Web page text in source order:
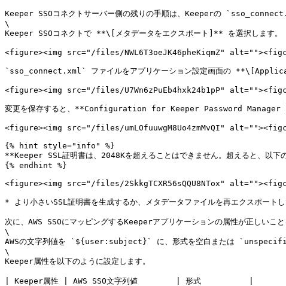
Keeper SSOコネクトサーバー側の残りの手順は、Keeperの
\
Keeper SSOコネクトで **\[メタデータをエクスポート]** を選択します。
<figure><img src="/files/NWL6T3oeJK46pheKiqmZ"
`sso_connect.xml` ファイルをアプリケーション設定画面の
<figure><img src="/files/U7Wn6zPuEb4hxk24b1pP"
変更を保存すると、**Configuration for Keeper Password Manager
<figure><img src="/files/umLOfuuwgM8Uo4zmMvQI"
{% hint style="info" %}
**Keeper SSL証明書は、2048Kを超えることはできません。超えると、以下
{% endhint %}
<figure><img src="/files/2SkkgTCXR56sQQU8NTox"
* より小さいSSL証明書を生成するか、メタデータファイルを再エクスポート
次に、AWS SSOにマッピングするKeeperアプリケーションの属性が正
\
AWSの文字列値を `${user:subject}` に、形式を空白または
\
Keeper属性を以下のように設定します。
| Keeper属性 | AWS SSO文字列値        | 形式          |